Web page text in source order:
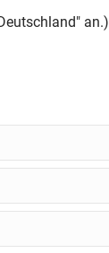
an.)